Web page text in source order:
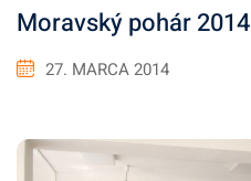
Moravský pohár 2014
27. MARCA 2014